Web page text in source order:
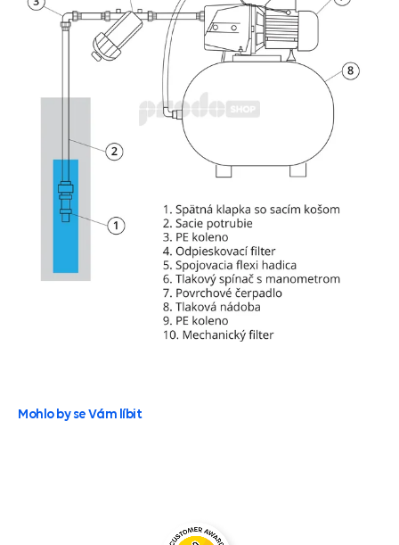
Mohlo by se Vám líbit